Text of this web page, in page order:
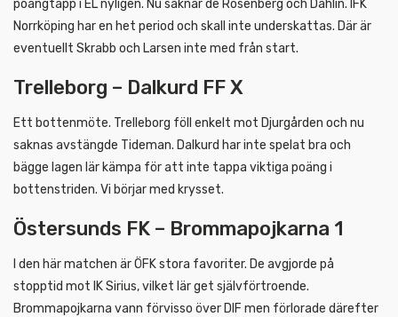
poängtapp i EL nyligen. Nu saknar de Rosenberg och Dahlin. IFK
Norrköping har en het period och skall inte underskattas. Där är
eventuellt Skrabb och Larsen inte med från start.
Trelleborg – Dalkurd FF X
Ett bottenmöte. Trelleborg föll enkelt mot Djurgården och nu
saknas avstängde Tideman. Dalkurd har inte spelat bra och
bägge lagen lär kämpa för att inte tappa viktiga poäng i
bottenstriden. Vi börjar med krysset.
Östersunds FK – Brommapojkarna 1
I den här matchen är ÖFK stora favoriter. De avgjorde på
stopptid mot IK Sirius, vilket lär get självförtroende.
Brommapojkarna vann förvisso över DIF men förlorade därefter